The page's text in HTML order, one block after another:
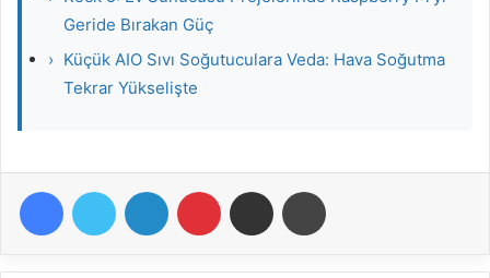
Geride Bırakan Güç
› Küçük AIO Sıvı Soğutuculara Veda: Hava Soğutma
Tekrar Yükselişte